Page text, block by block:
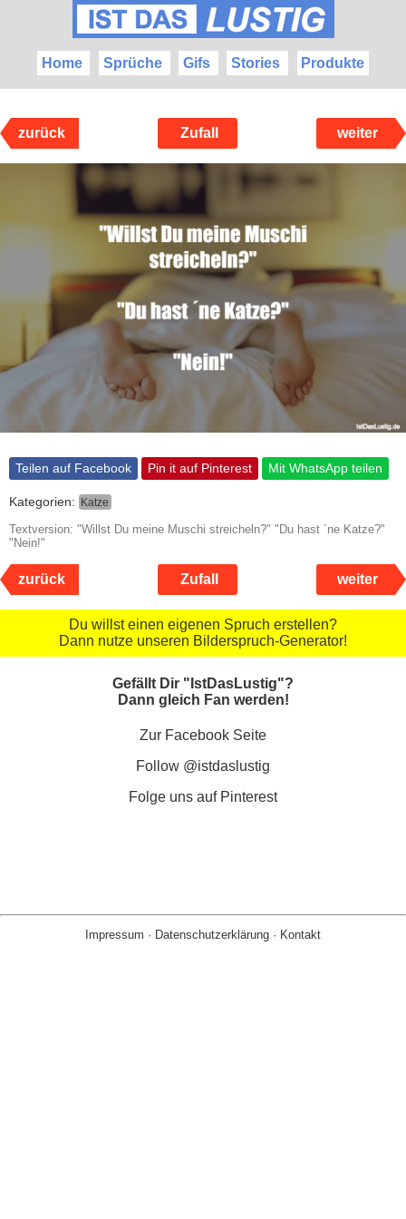
Home Sprüche Gifs Stories Produkte
zurück Zufall weiter
Teilen auf Facebook Pin it auf Pinterest Mit WhatsApp teilen
Kategorien: Katze
Textversion: "Willst Du meine Muschi streicheln?" "Du hast ´ne Katze?"
"Nein!"
zurück Zufall weiter
Du willst einen eigenen Spruch erstellen?
Dann nutze unseren Bilderspruch-Generator!
Gefällt Dir "IstDasLustig"?
Dann gleich Fan werden!
Zur Facebook Seite
Follow @istdaslustig
Folge uns auf Pinterest
Impressum · Datenschutzerklärung · Kontakt